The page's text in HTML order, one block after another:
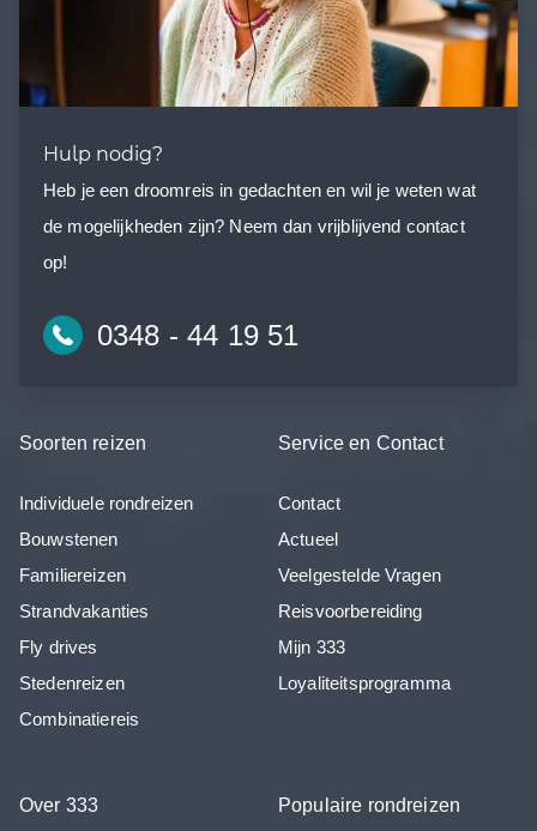
Hulp nodig?
Heb je een droomreis in gedachten en wil je weten wat
de mogelijkheden zijn? Neem dan vrijblijvend contact
op!
0348 - 44 19 51
Soorten reizen
Individuele rondreizen
Bouwstenen
Familiereizen
Strandvakanties
Fly drives
Stedenreizen
Combinatiereis
Service en Contact
Contact
Actueel
Veelgestelde Vragen
Reisvoorbereiding
Mijn 333
Loyaliteitsprogramma
Over 333 Populaire rondreizen